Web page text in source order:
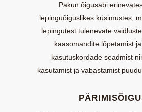
Pakun õigusabi
lepinguõiguslikes küsimustes,
lepingutest tulenevate
kaasomandite lõpetamist ja
kasutuskordade seadmist
kasutamist ja vabastamist